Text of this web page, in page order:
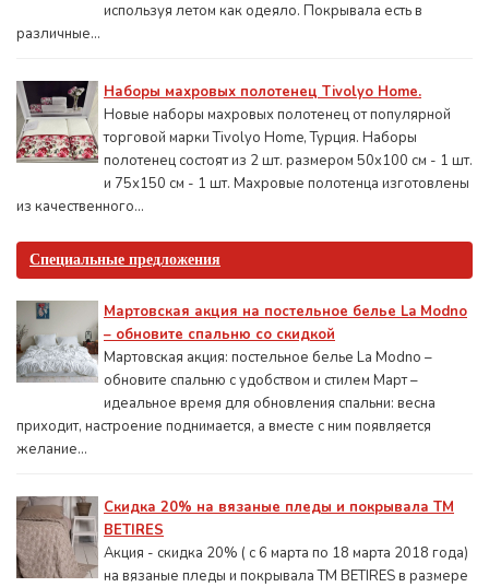
используя летом как одеяло. Покрывала есть в
различные...
Наборы махровых полотенец Tivolyo Home.
Новые наборы махровых полотенец от популярной
торговой марки Tivolyo Home, Турция. Наборы
полотенец состоят из 2 шт. размером 50x100 см - 1 шт.
и 75х150 см - 1 шт. Махровые полотенца изготовлены
из качественного...
Специальные предложения
Мартовская акция на постельное белье La Modno
– обновите спальню со скидкой
Мартовская акция: постельное белье La Modno –
обновите спальню с удобством и стилем Март –
идеальное время для обновления спальни: весна
приходит, настроение поднимается, а вместе с ним появляется
желание...
Скидка 20% на вязаные пледы и покрывала ТМ
BETIRES
Акция - скидка 20% ( с 6 марта по 18 марта 2018 года)
на вязаные пледы и покрывала ТМ BETIRES в размере